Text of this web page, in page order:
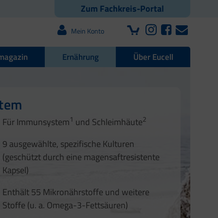
Zum Fachkreis-Portal
Mein Konto
Ernährung Über Eucell
Für Immunsystem1 und Schleimhäute2
9 ausgewählte, spezifische Kulturen
(geschützt durch eine magensaftresistente
Kapsel)
Enthält 55 Mikronährstoffe und weitere
Stoffe (u. a. Omega-3-Fettsäuren)
Nägel
1 2 3
4
3